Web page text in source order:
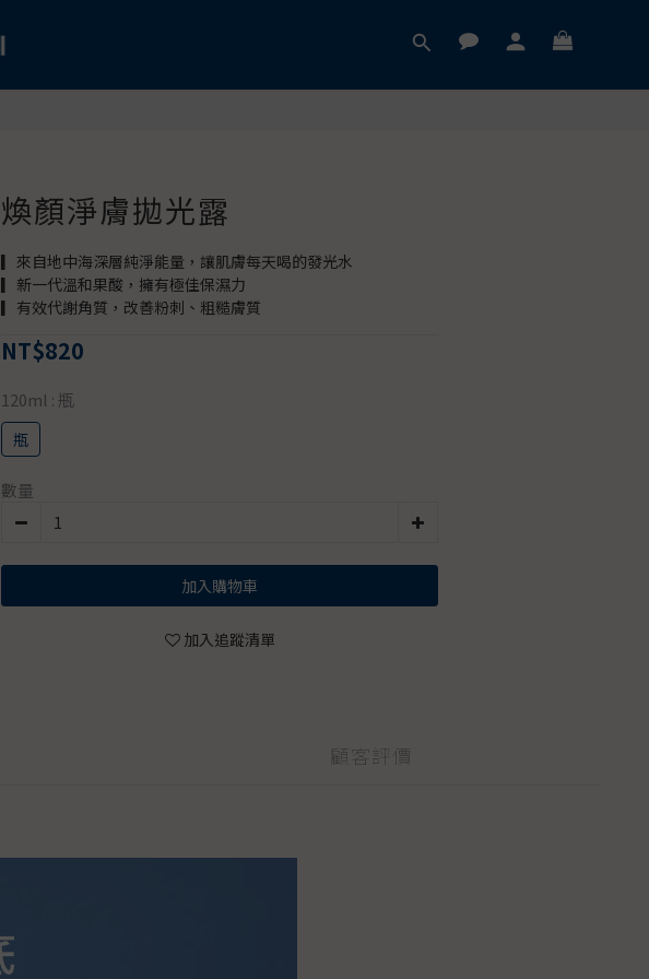
煥顏淨膚拋光露
▎來自地中海深層純淨能量，讓肌膚每天喝的發光水
▎新一代溫和果酸，擁有極佳保濕力
▎有效代謝角質，改善粉刺、粗糙膚質
NT$820
120ml : 瓶
瓶
數量
加入購物車
加入追蹤清單
顧客評價